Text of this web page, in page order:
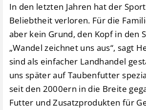
In den letzten Jahren hat der
Beliebtheit verloren. Für die
aber kein Grund, den Kopf in den
„Wandel zeichnet uns aus“, sagt
sind als einfacher Landhandel
uns später auf Taubenfutter
seit den 2000ern in die Breite
Futter und Zusatzprodukten für